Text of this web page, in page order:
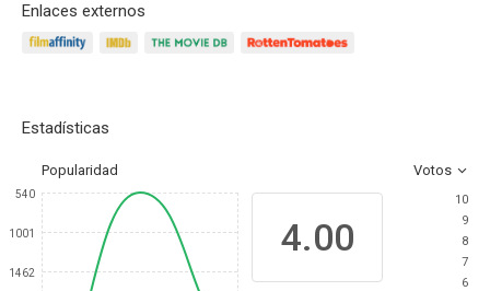
Enlaces externos
Estadísticas
Popularidad Votos
540
1001
1462
4.00
10
9
8
7
6